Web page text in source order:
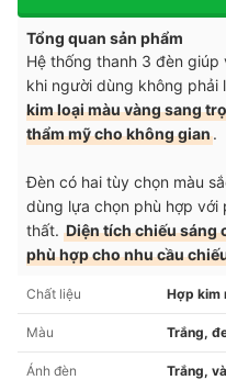
Tổng quan sản phẩm
Hệ thống thanh 3 đèn
khi người dùng không phải
kim loại màu vàng sang
thẩm mỹ cho không gian.
Đèn có hai tùy chọn màu
dùng lựa chọn phù hợp với
thất. Diện tích chiếu sáng
phù hợp cho nhu cầu
Chất liệu Hợp kim
Màu Trắng,
Ánh đèn Trắng,